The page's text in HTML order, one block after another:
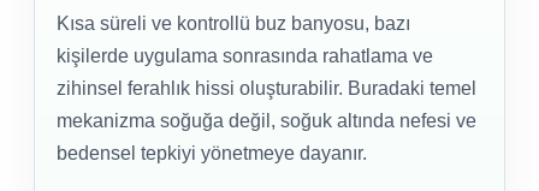
Kısa süreli ve kontrollü buz banyosu, bazı
kişilerde uygulama sonrasında rahatlama ve
zihinsel ferahlık hissi oluşturabilir. Buradaki temel
mekanizma soğuğa değil, soğuk altında nefesi ve
bedensel tepkiyi yönetmeye dayanır.